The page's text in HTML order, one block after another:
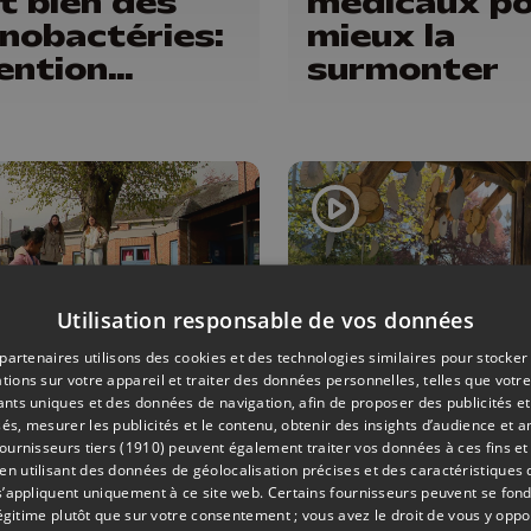
mieux la
surmonter
21/04/2026
un 1er
pour la
des
ENVIRONNEMENT
Cinq jours
festival
et santé à
Utilisation responsable de vos données
utilisons des cookies et des technologies similaires pour
sur votre appareil et traiter des données personnelles, telles que votre
uniques et des données de navigation, afin de proposer des publicités
mesurer les publicités et le contenu, obtenir des insights d’audience et
tiers (1910) peuvent également traiter vos données à ces fins et
utilisant des données de géolocalisation précises et des caractéristiques
uniquement à ce site web. Certains fournisseurs peuvent se
plutôt que sur votre consentement ; vous avez le droit de vous y